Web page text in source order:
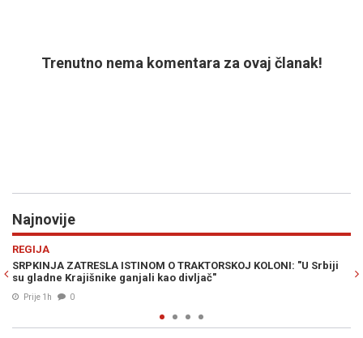
Trenutno nema komentara za ovaj članak!
Najnovije
KOLONI: "U Srbiji
NUKLEARNA OPCIJA NA STOLU:
katastrofalan scenario u ratu sa